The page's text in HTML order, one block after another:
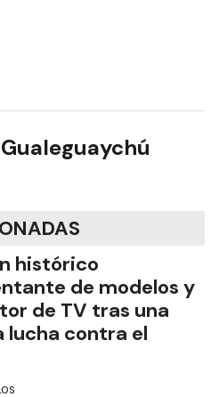
histórico
de modelos y
de TV tras una
lucha contra el